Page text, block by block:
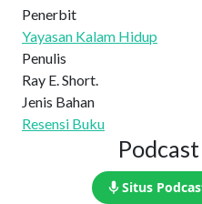
Penerbit
Yayasan Kalam Hidup
Penulis
Ray E. Short.
Jenis Bahan
Resensi Buku
Situs